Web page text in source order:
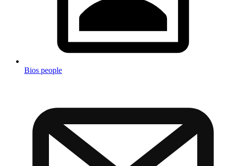
Bios people